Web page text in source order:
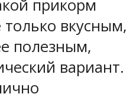
прикорм
только вкусным,
полезным,
вариант.